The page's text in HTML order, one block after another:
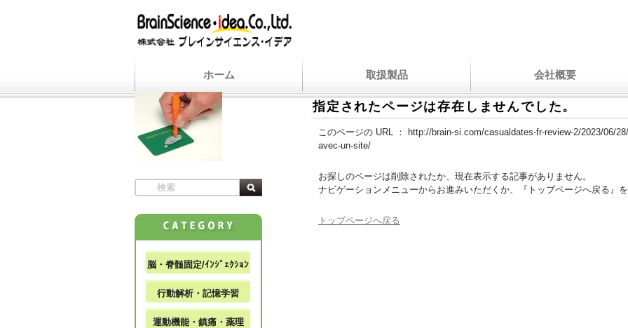
ホーム 取扱製品 会社概要
指定されたページは存在しませんでした。
このページの URL ：
http://brain-si.com/casualdates-fr-review-2/2023/06/
avec-un-site/
お探しのページは削除されたか、現在表示する記事がありません。
ナビゲーションメニューからお進みいただくか、『トップページへ戻る』を
トップページへ戻る
脳・脊髄固定/ｲﾝｼﾞｪｸｼｮﾝ
行動解析・記憶学習
運動機能・鎮痛・薬理